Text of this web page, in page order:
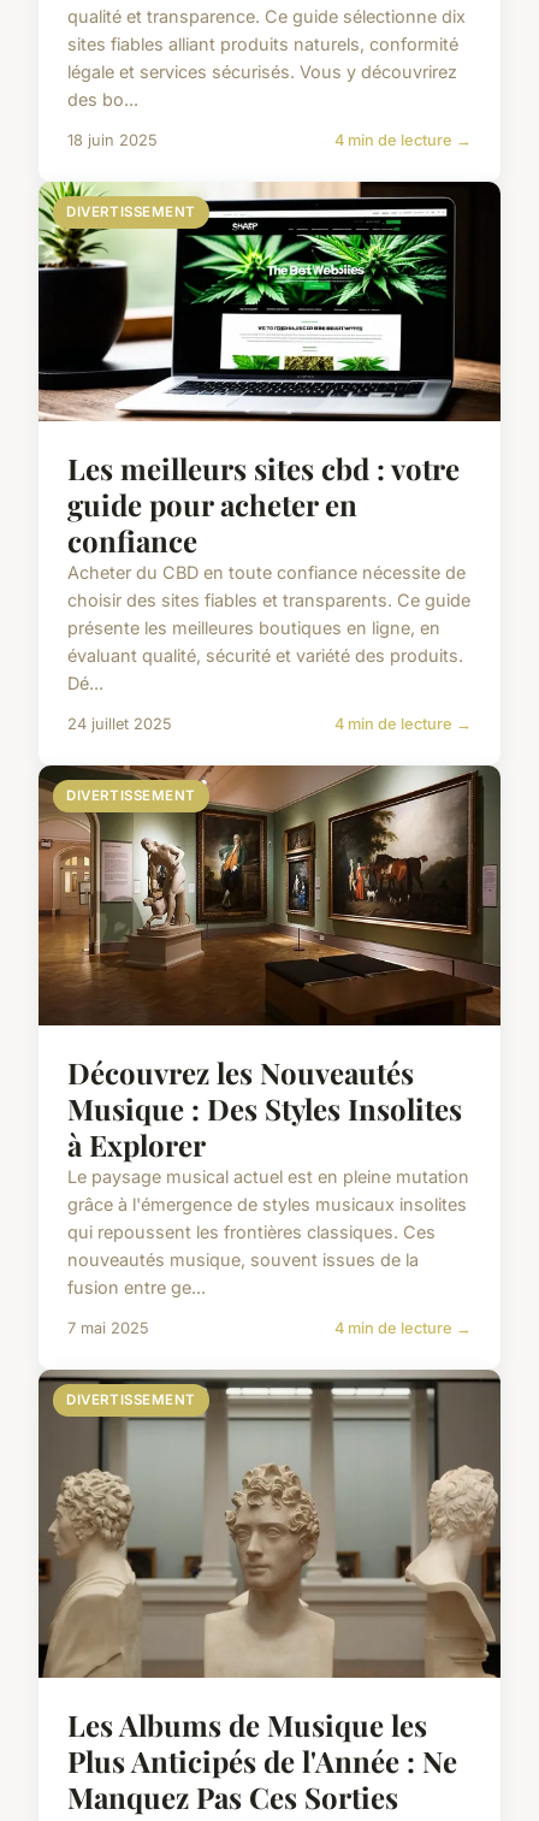
qualité et transparence. Ce guide sélectionne dix
sites fiables alliant produits naturels, conformité
légale et services sécurisés. Vous y découvrirez
des bo...
18 juin 2025 4 min de lecture →
DIVERTISSEMENT
Les meilleurs sites cbd : votre
guide pour acheter en
confiance
Acheter du CBD en toute confiance nécessite de
choisir des sites fiables et transparents. Ce guide
présente les meilleures boutiques en ligne, en
évaluant qualité, sécurité et variété des produits.
Dé...
24 juillet 2025 4 min de lecture →
DIVERTISSEMENT
Découvrez les Nouveautés
Musique : Des Styles Insolites
à Explorer
Le paysage musical actuel est en pleine mutation
grâce à l'émergence de styles musicaux insolites
qui repoussent les frontières classiques. Ces
nouveautés musique, souvent issues de la
fusion entre ge...
7 mai 2025 4 min de lecture →
DIVERTISSEMENT
Les Albums de Musique les
Plus Anticipés de l'Année : Ne
Manquez Pas Ces Sorties